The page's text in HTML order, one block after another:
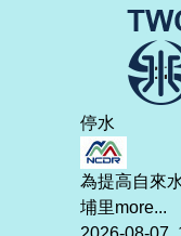
停水
為提高自來
埔里more...